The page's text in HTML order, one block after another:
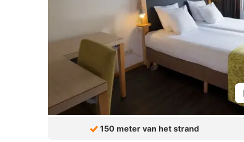
150 meter van het strand